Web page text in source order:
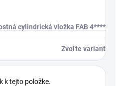
cylindrická vložka FAB 4****
Zvoľte variant
k tejto položke.